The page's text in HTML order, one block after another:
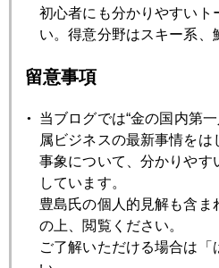
7月 8月 9月
2023年08月31日
ドル高なのに金高、都合の良い
2023年08月30日
国内金小売価格１万円超え、売
2023年08月29日
初心者にも分かりやすいト
い。得意分野はスキー系、
留意事項
当ブログでは“金の国内第
属ビジネスの最新事情をは
事象について、分かりやす
しています。
豊島氏の個人的見解も含ま
の上、閲覧ください。
ご了解いただける場合は「